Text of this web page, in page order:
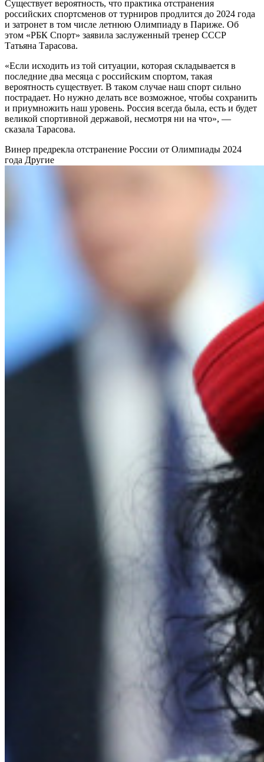
Существует вероятность, что практика отстранения
российских спортсменов от турниров продлится до 2024 года
и затронет в том числе летнюю Олимпиаду в Париже. Об
этом «РБК Спорт» заявила заслуженный тренер СССР
Татьяна Тарасова.
«Если исходить из той ситуации, которая складывается в
последние два месяца с российским спортом, такая
вероятность существует. В таком случае наш спорт сильно
пострадает. Но нужно делать все возможное, чтобы сохранить
и приумножить наш уровень. Россия всегда была, есть и будет
великой спортивной державой, несмотря ни на что», —
сказала Тарасова.
Винер предрекла отстранение России от Олимпиады 2024
года Другие